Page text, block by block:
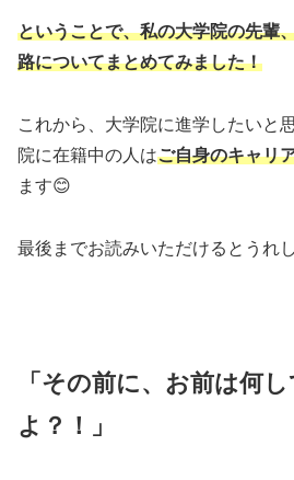
ということで、私の大学院の先輩
路についてまとめてみました！
これから、大学院に進学したいと
院に在籍中の人はご自身のキャリ
ます😊
最後までお読みいただけるとうれ
「その前に、お前は何
よ？ ！ 」